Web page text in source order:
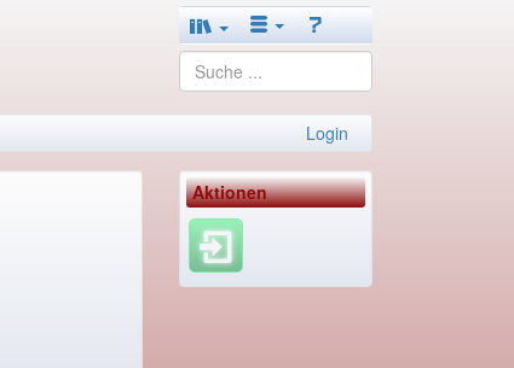
Login
Aktionen